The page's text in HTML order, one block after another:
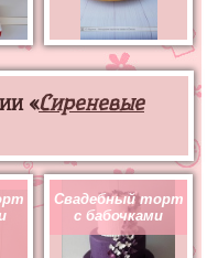
«Сиреневые
Свадебный торт
с бабочками